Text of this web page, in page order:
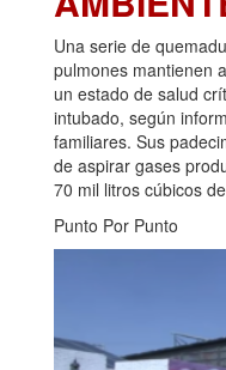
Una serie de
pulmones mantienen
un estado de salud
intubado, según
familiares. Sus
de aspirar gases
70 mil litros cúbicos
Punto Por Punto